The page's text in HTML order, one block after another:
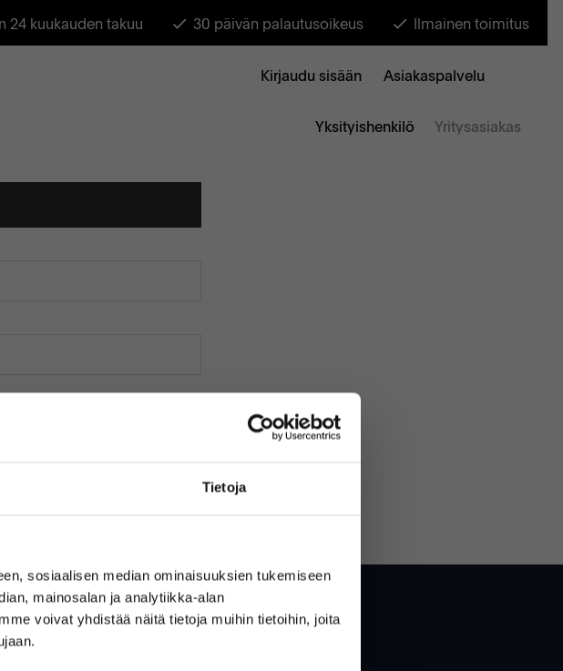
Tietoja
sosiaalisen median ominaisuuksien tukemiseen
mainosalan ja analytiikka-alan
voivat yhdistää näitä tietoja muihin tietoihin, joita
24 kuukauden takuu 30 päivän palautusoikeus Ilmainen toimitus
Kirjaudu sisään Asiakaspalvelu
Yksityishenkilö Yritysasiakas